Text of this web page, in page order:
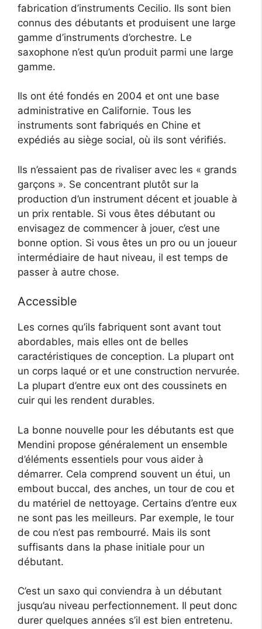
fabrication d’instruments Cecilio. Ils sont bien
connus des débutants et produisent une large
gamme d’instruments d’orchestre. Le
saxophone n’est qu’un produit parmi une large
gamme.
Ils ont été fondés en 2004 et ont une base
administrative en Californie. Tous les
instruments sont fabriqués en Chine et
expédiés au siège social, où ils sont vérifiés.
Ils n’essaient pas de rivaliser avec les « grands
garçons ». Se concentrant plutôt sur la
production d’un instrument décent et jouable à
un prix rentable. Si vous êtes débutant ou
envisagez de commencer à jouer, c’est une
bonne option. Si vous êtes un pro ou un joueur
intermédiaire de haut niveau, il est temps de
passer à autre chose.
Accessible
Les cornes qu’ils fabriquent sont avant tout
abordables, mais elles ont de belles
caractéristiques de conception. La plupart ont
un corps laqué or et une construction nervurée.
La plupart d’entre eux ont des coussinets en
cuir qui les rendent durables.
La bonne nouvelle pour les débutants est que
Mendini propose généralement un ensemble
d’éléments essentiels pour vous aider à
démarrer. Cela comprend souvent un étui, un
embout buccal, des anches, un tour de cou et
du matériel de nettoyage. Certains d’entre eux
ne sont pas les meilleurs. Par exemple, le tour
de cou n’est pas rembourré. Mais ils sont
suffisants dans la phase initiale pour un
débutant.
C’est un saxo qui conviendra à un débutant
jusqu’au niveau perfectionnement. Il peut donc
durer quelques années s’il est bien entretenu.